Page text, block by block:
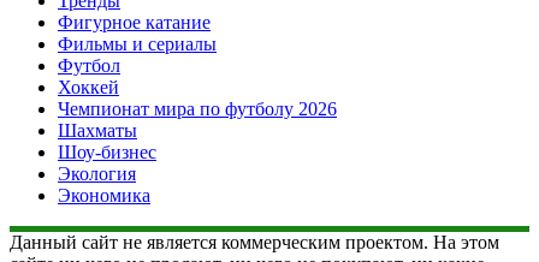
Фигурное катание
Фильмы и сериалы
Футбол
Хоккей
Чемпионат мира по футболу 2026
Шахматы
Шоу-бизнес
Экология
Экономика
Данный сайт не является коммерческим проектом. На этом